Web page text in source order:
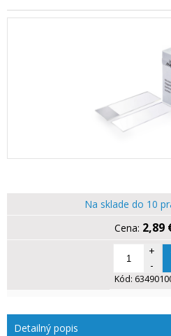
Na sklade do 10
2,89
+
-
Kód:
Detailný popis